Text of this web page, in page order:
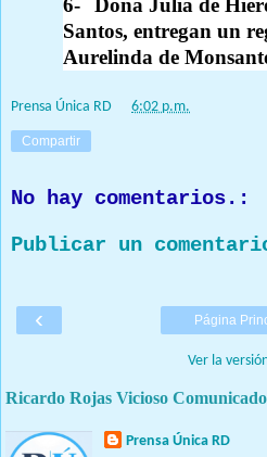
6-
Dona Julia de
Santos, entregan un
Aurelinda de
Prensa Única RD 6:02 p.m.
Compartir
No hay comentarios.:
Publicar un
‹ Página
Ver la
Ricardo Rojas Vicioso
Prensa Única RD